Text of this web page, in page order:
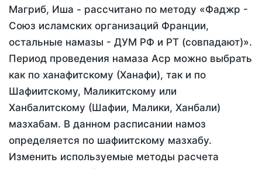
Магриб, Иша - рассчитано по методу «Фаджр -
Союз исламских организаций Франции,
остальные намазы - ДУМ РФ и РТ (совпадают)».
Период проведения намаза Аср можно выбрать
как по ханафитскому (Ханафи), так и по
Шафиитскому, Маликитскому или
Ханбалитскому (Шафии, Малики, Ханбали)
мазхабам. В данном расписании намоз
определяется по шафиитскому мазхабу.
Изменить используемые методы расчета